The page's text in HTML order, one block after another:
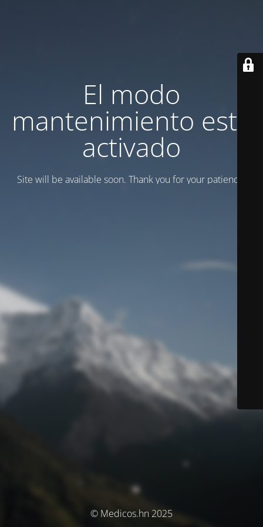
El modo
mantenimiento está
activado
Site will be available soon. Thank you for your patience!
© Medicos.hn 2025